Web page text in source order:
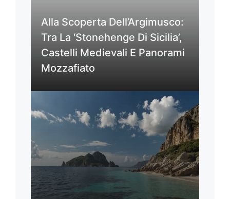
Alla Scoperta Dell’Argimusco:
Tra La ‘Stonehenge Di Sicilia’,
Castelli Medievali E Panorami
Mozzafiato